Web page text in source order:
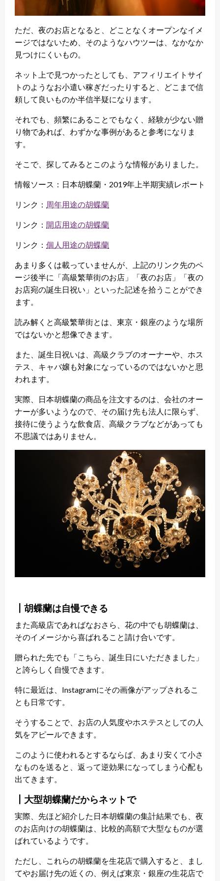
ただ、夜のお店となると、どことなくオープンなイメ
ージではないため、そのようなハウツーは、なかなか
見つけにくいもの。
ネット上で見つかったとしても、アフィリエイトサイ
トのようなお小遣い稼ぎだったりすると、どこまで信
頼して良いものか半信半疑になります。
それでも、頻繁にあることでもなく、経験が少ない贈
り物であれば、わずかな事例があると参考になりま
す。
そこで、探してみるとこのような情報がありました。
情報ソース：日本胡蝶蘭・2019年上半期実績レポート
リンク： 周年用途の胡蝶蘭
リンク： 開店用途の胡蝶蘭
リンク： 個人用途の胡蝶蘭
あまり多くは載っていませんが、上記のリンク先のペ
ージ後半に「高級繁華街のお店」「夜のお店」「夜の
お店宛の誕生日祝い」といった記述を拾うことができ
ます。
読み解くと高級繁華街とは、東京・銀座のような場所
ではないかと想像できます。
また、誕生日祝いは、高級クラブのオーナーや、ホス
テス、キャバ嬢も対象になっているのではないかと思
われます。
実際、日本胡蝶蘭の商品を注文するのは、会社のオー
ナーが多いようなので、その届け先も法人に限らず、
接待に使うような飲食店、高級クラブなどがあっても
不思議ではありません。
┃胡蝶蘭は自慢できる
また高級店であればなおさら、花の中でも胡蝶蘭は、
そのイメージから喜ばれること請け合いです。
贈られた先でも「こちら、誕生日にいただきました」
と誇らしく自慢できます。
特に最近は、Instagramにその画像がアップされるこ
とも日常です。
そうすることで、お店の人気度やホステスとしての人
気をアピールできます。
このように使われるとするならば、あまり安くて小さ
なものを送ると、返って逆効果になってしまう心配も
出てきます。
┃大型胡蝶蘭だからネットで
実際、先ほど紹介した日本胡蝶蘭の集計結果でも、夜
のお店向けの胡蝶蘭は、比較的高額で大型なものが選
ばれているようです。
ただし、これらの胡蝶蘭を生花店で購入すると、まし
てやお届け先の近くの、例えば東京・銀座の生花店で